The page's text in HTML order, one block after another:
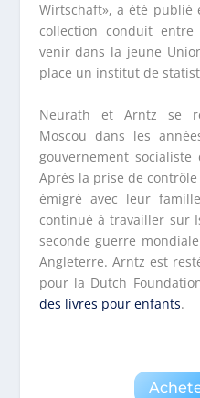
Wirtschaft», a été publié
collection conduit
venir dans la jeune
place un institut de
Neurath et Arntz se
Moscou dans les
gouvernement
Après la prise de
émigré avec leur
continué à travailler sur
seconde guerre
Angleterre. Arntz est
pour la Dutch
des livres pour enfants.